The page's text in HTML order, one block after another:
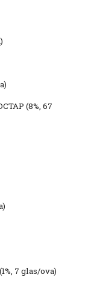
(8%, 67
(1%, 7 glas/ova)